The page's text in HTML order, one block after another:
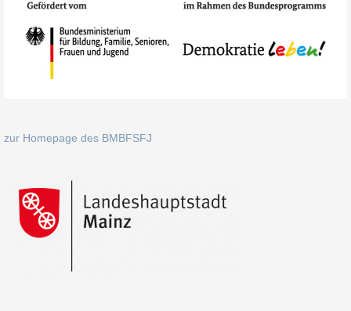
zur Homepage des BMBFSFJ